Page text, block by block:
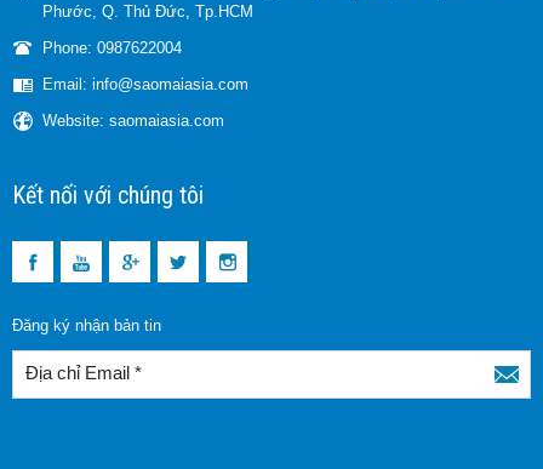
Phước, Q. Thủ Đức, Tp.HCM
Phone: 0987622004
Email: info@saomaiasia.com
Website: saomaiasia.com
Kết nối với chúng tôi
Đăng ký nhận bản tin